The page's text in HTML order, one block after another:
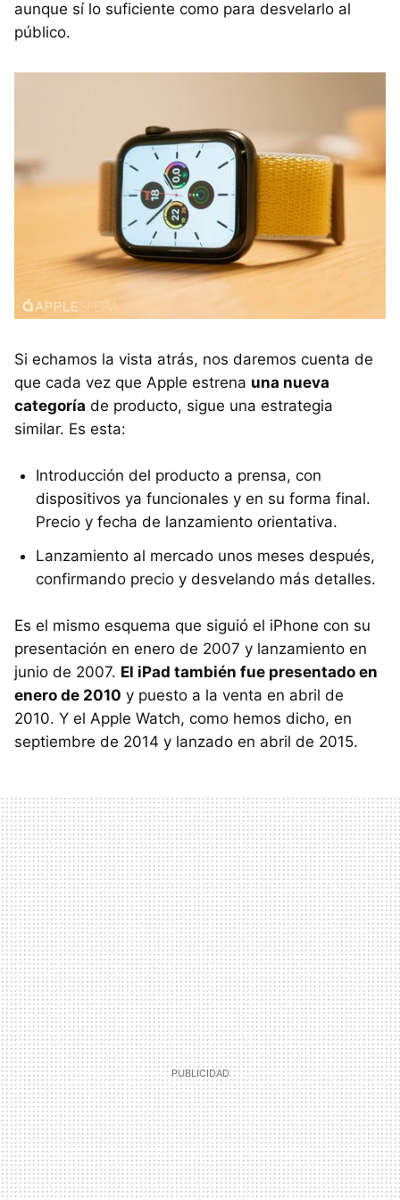
aunque sí lo suficiente como para desvelarlo al
público.
Si echamos la vista atrás, nos daremos cuenta de
que cada vez que Apple estrena una nueva
categoría de producto, sigue una estrategia
similar. Es esta:
Introducción del producto a prensa, con
dispositivos ya funcionales y en su forma final.
Precio y fecha de lanzamiento orientativa.
Lanzamiento al mercado unos meses después,
confirmando precio y desvelando más detalles.
Es el mismo esquema que siguió el iPhone con su
presentación en enero de 2007 y lanzamiento en
junio de 2007. El iPad también fue presentado en
enero de 2010 y puesto a la venta en abril de
2010. Y el Apple Watch, como hemos dicho, en
septiembre de 2014 y lanzado en abril de 2015.